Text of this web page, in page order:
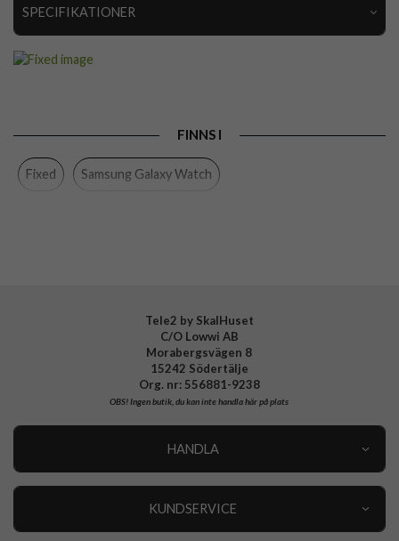
SPECIFIKATIONER
Färg
FINNS I
Fixed Samsung Galaxy Watch
Tele2 by SkalHuset
C/O Lowwi AB
Morabergsvägen 8
15242 Södertälje
Org. nr: 556881-9238
OBS!Ingen butik, du kan inte handla här på plats
HANDLA
KUNDSERVICE